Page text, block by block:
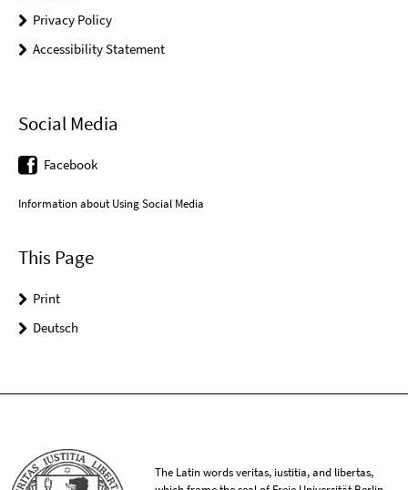
Privacy Policy
Accessibility Statement
Social Media
Facebook
Information about Using Social Media
This Page
Print
Deutsch
The Latin words veritas, iustitia, and libertas,